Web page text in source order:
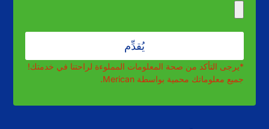
يُقدِّم
*يرجى التأكد من صحة المعلومات المملوءة لراحتنا في خدمتك!
جميع معلوماتك محمية بواسطة Merican.